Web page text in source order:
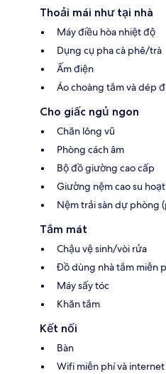
Thoải mái như tại nhà
Máy điều hòa nhiệt độ
Dụng cụ pha cà phê/trà
Ấm điện
Áo choàng tắm và dép
Cho giấc ngủ ngon
Chăn lông vũ
Phòng cách âm
Bộ đồ giường cao cấp
Giường nệm cao su
Nệm trải sàn dự phòng
Tắm mát
Chậu vệ sinh/vòi rửa
Đồ dùng nhà tắm miễn
Máy sấy tóc
Khăn tắm
Kết nối
Bàn
Wifi miễn phí và